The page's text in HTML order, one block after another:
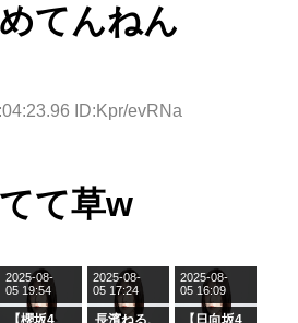
てんねん
ID:Kpr/evRNa
て草w
【櫻坂4
2025-08-
05 19:54
長濱ねる、
2025-08-
05 17:24
【日向坂4
2025-08-
05 16:09